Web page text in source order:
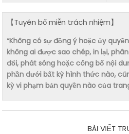
【Tuyên bố miễn trách nhiệm】
“Không có sự đồng ý hoặc ủy
không ai được sao chép, in lại,
đổi, phát sóng hoặc công bố nội
phần dưới bất kỳ hình thức nào,
kỳ vi phạm bản quyền nào của
BÀI VIẾT